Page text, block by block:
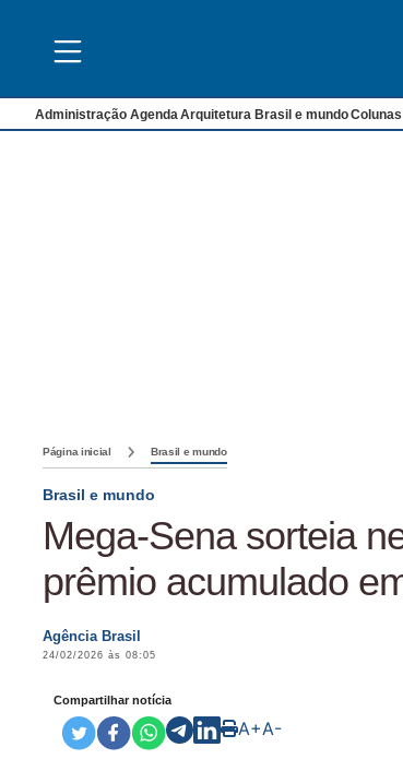
Administração AgendaArquitetura Brasil e mundoColunas
Página inicial Brasil e mundo
Brasil e mundo
Mega-Sena sorteia
prêmio acumulado
Agência Brasil
24/02/2026 às 08:05
Compartilhar notícia
A+A-